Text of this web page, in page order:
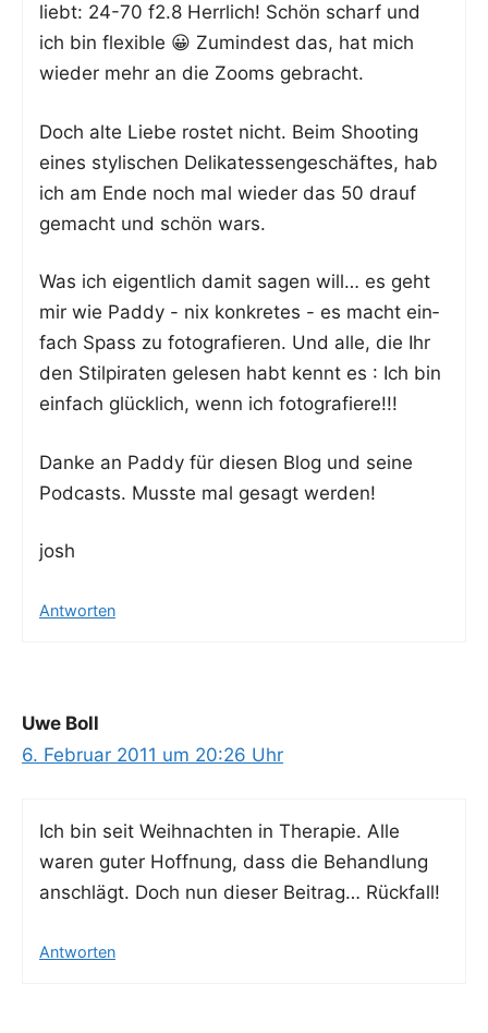
liebt: 24-70 f2.8 Herr­lich! Schön scharf und
ich bin fle­xi­ble 😀 Zumin­dest das, hat mich
wie­der mehr an die Zooms gebracht.
Doch alte Lie­be ros­tet nicht. Beim Shoo­ting
eines sty­li­schen Deli­ka­tes­sen­ge­schäf­tes, hab
ich am Ende noch mal wie­der das 50 drauf
gemacht und schön wars.
Was ich eigent­lich damit sagen will… es geht
mir wie Pad­dy - nix kon­kre­tes - es macht ein­
fach Spass zu foto­gra­fie­ren. Und alle, die Ihr
den Stil­pi­ra­ten gele­sen habt kennt es : Ich bin
ein­fach glück­lich, wenn ich fotografiere!!!
Dan­ke an Pad­dy für die­sen Blog und sei­ne
Pod­casts. Muss­te mal gesagt werden!
josh
Antworten
Uwe Boll
6. Februar 2011 um 20:26 Uhr
Ich bin seit Weih­nach­ten in The­ra­pie. Alle
waren guter Hoff­nung, dass die Behand­lung
anschlägt. Doch nun die­ser Bei­trag… Rückfall!
Antworten